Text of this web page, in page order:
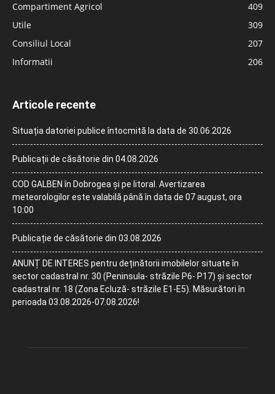
Compartiment Agricol
409
Utile
309
Consiliul Local
207
Informatii
206
Articole recente
Situația datoriei publice întocmită la data de 30.06.2026
Publicații de căsătorie din 04.08.2026
COD GALBEN în Dobrogea și pe litoral. Avertizarea
meteorologilor este valabilă până în data de 07 august, ora
10:00
Publicație de căsătorie din 03.08.2026
ANUNȚ DE INTERES pentru deținătorii imobilelor situate în
sector cadastral nr. 30 (Peninsula- străzile P6- P17) și sector
cadastral nr. 18 (Zona Ecluză- străzile E1-E5). Măsurători în
perioada 03.08.2026-07.08.2026!